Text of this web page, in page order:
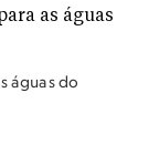
águas do